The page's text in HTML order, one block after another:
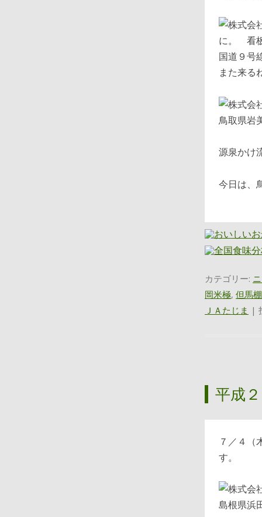
国道９号
また来
鳥取県
源泉かけ
今日は、
カテゴリー:
岡米極, 但馬
ＪＡたじま |
平成
７／４
す。
島根県